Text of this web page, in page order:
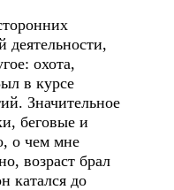
деятельности,
охота,
в курсе
Значительное
беговые и
о чем мне
возраст брал
катался до